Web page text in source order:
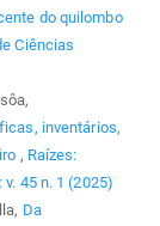
do quilombo
Ciências
inventários,
, Raízes:
45 n. 1 (2025)
Da